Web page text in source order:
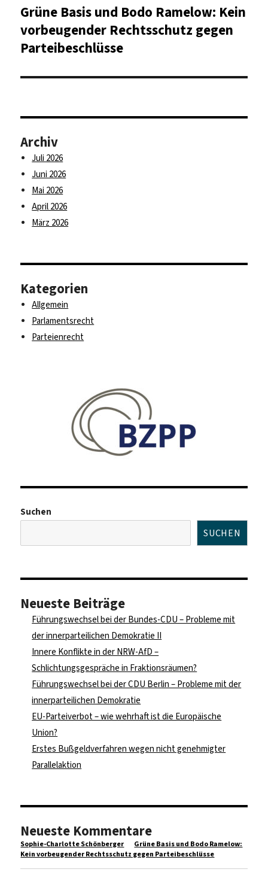
Nächster
Beitrag:
Grüne Basis und Bodo Ramelow: Kein
vorbeugender Rechtsschutz gegen
Parteibeschlüsse
Archiv
Juli 2026
Juni 2026
Mai 2026
April 2026
März 2026
Kategorien
Allgemein
Parlamentsrecht
Parteienrecht
Suchen
SUCHEN
Neueste Beiträge
Führungswechsel bei der Bundes-CDU – Probleme mit
der innerparteilichen Demokratie II
Innere Konflikte in der NRW-AfD –
Schlichtungsgespräche in Fraktionsräumen?
Führungswechsel bei der CDU Berlin – Probleme mit der
innerparteilichen Demokratie
EU-Parteiverbot – wie wehrhaft ist die Europäische
Union?
Erstes Bußgeldverfahren wegen nicht genehmigter
Parallelaktion
Neueste Kommentare
Sophie-Charlotte Schönberger
Grüne Basis und Bodo Ramelow:
Kein vorbeugender Rechtsschutz gegen Parteibeschlüsse